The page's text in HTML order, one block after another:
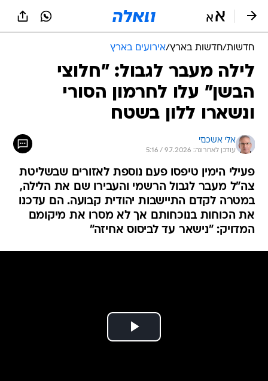
חדשות/חדשות בארץ/אירועים בארץ
לילה מעבר לגבול: "חלוצי
הבשן" עלו לחרמון הסורי
ונשארו ללון בשטח
אלי אשכנזי
עודכן לאחרונה: 9.7.2026 / 5:16
פעילי הימין טיפסו פעם נוספת לאזורים שבשליטת
צה"ל מעבר לגבול הרשמי והעבירו שם את הלילה,
במטרה לקדם התיישבות יהודית קבועה. הם עדכנו
את הכוחות בנוכחותם אך לא מסרו את מיקומם
המדויק: "נישאר עד לביסוס אחיזה"